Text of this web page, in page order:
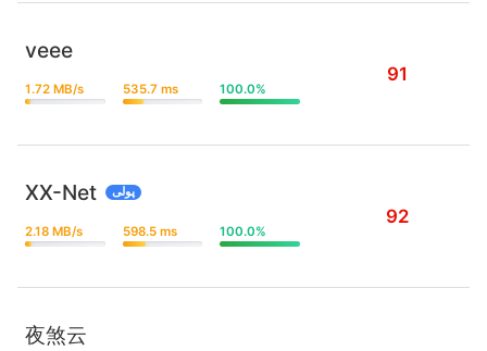
veee
1.72 MB/s 535.7 ms 100.0%
91
XX-Net پولی
2.18 MB/s 598.5 ms 100.0%
92
夜煞云